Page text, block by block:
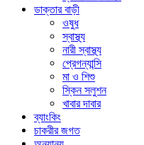
ডাক্তার বাড়ী
ওষুধ
স্বাস্থ্য
নারী স্বাস্থ্য
প্রেগন্যান্সি
মা ও শিশু
স্কিন সলুশন
খাবার দাবার
ব্যাংকিং
চাকরীর জগত